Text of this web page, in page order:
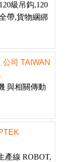
級吊鈎,120
帶,貨物綑綁
司 TAIWAN
與相關傳動
產線 ROBOT,